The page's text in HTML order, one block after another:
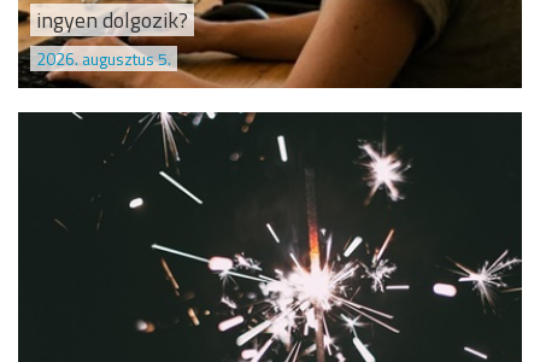
ingyen dolgozik?
2026. augusztus 5.